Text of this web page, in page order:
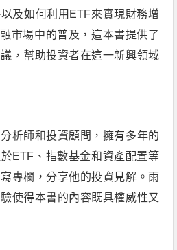
及如何利用ETF來實現財務增
市場中的普及，這本書提供了
，幫助投資者在這一新興領域
析師和投資顧問，擁有多年的
ETF、指數基金和資產配置等
專欄，分享他的投資見解。雨
使得本書的內容既具權威性又